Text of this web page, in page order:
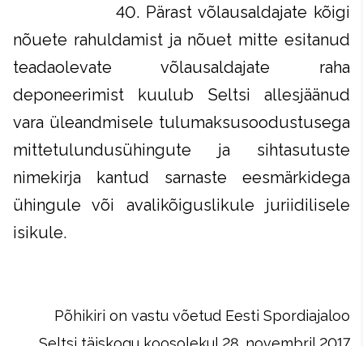
40. Pärast võlausaldajate kõigi
nõuete rahuldamist ja nõuet mitte esitanud
teadaolevate võlausaldajate raha
deponeerimist kuulub Seltsi allesjäänud
vara üleandmisele tulumaksusoodustusega
mittetulundusühingute ja sihtasutuste
nimekirja kantud sarnaste eesmärkidega
ühingule või avalikõiguslikule juriidilisele
isikule.
Põhikiri on vastu võetud Eesti Spordiajaloo